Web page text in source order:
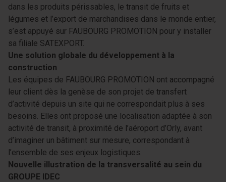
dans les produits périssables, le transit de fruits et
légumes et l’export de marchandises dans le monde entier,
s’est appuyé sur FAUBOURG PROMOTION pour y installer
sa filiale SATEXPORT.
Une solution globale du développement à la
construction
Les équipes de FAUBOURG PROMOTION ont accompagné
leur client dès la genèse de son projet de transfert
d’activité depuis un site qui ne correspondait plus à ses
besoins. Elles ont proposé une localisation adaptée à son
activité de transit, à proximité de l’aéroport d’Orly, avant
d’imaginer un bâtiment sur mesure, correspondant à
l’ensemble de ses enjeux logistiques.
Nouvelle illustration de la transversalité au sein du
GROUPE IDEC